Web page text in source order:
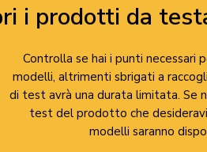
i prodotti da
Controlla se hai i punti necessari
modelli, altrimenti sbrigati a
di test avrà una durata limitata. Se
test del prodotto che
modelli saranno